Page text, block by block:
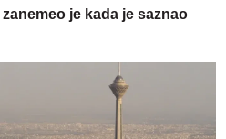
je kada je saznao